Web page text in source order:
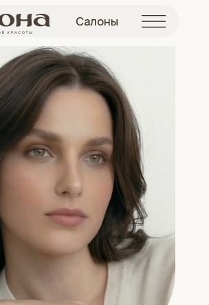
Салоны
и косметологии
Пушкин Сбп